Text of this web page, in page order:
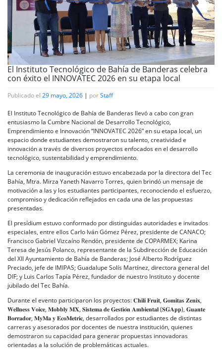
El Instituto Tecnológico de Bahía de Banderas celebra
con éxito el INNOVATEC 2026 en su etapa local
Publicado el 29 mayo, 2026 | porStaff
El Instituto Tecnológico de Bahía de Banderas llevó a cabo con gran
entusiasmo la Cumbre Nacional de Desarrollo Tecnológico,
Emprendimiento e Innovación “INNOVATEC 2026” en su etapa local, un
espacio donde estudiantes demostraron su talento, creatividad e
innovación a través de diversos proyectos enfocados en el desarrollo
tecnológico, sustentabilidad y emprendimiento.
La ceremonia de inauguración estuvo encabezada por la directora del Tec
Bahía, Mtra. Mirza Yaneth Navarro Torres, quien brindó un mensaje de
motivación a las y los estudiantes participantes, reconociendo el esfuerzo,
compromiso y dedicación reflejados en cada una de las propuestas
presentadas.
El presídium estuvo conformado por distinguidas autoridades e invitados
especiales, entre ellos Carlo Iván Gómez Pérez, presidente de CANACO;
Francisco Gabriel Vizcaíno Rendón, presidente de COPARMEX; Karina
Teresa de Jesús Polanco, representante de la Subdirección de Educación
del XII Ayuntamiento de Bahía de Banderas; José Alberto Rodríguez
Preciado, jefe de IMIPAS; Guadalupe Solís Martínez, directora general del
DIF; y Luis Carlos Tapía Pérez, fundador de nuestro Instituto y docente
jubilado del Tec Bahía.
Durante el evento participaron los proyectos: 𝐂𝐡𝐢𝐥𝐢 𝐅𝐫𝐮𝐢𝐭, 𝐆𝐨𝐦𝐢𝐭𝐚𝐬 𝐙𝐞𝐧𝐢𝐱,
𝐖𝐞𝐥𝐥𝐧𝐞𝐬𝐬 𝐕𝐨𝐢𝐜𝐞, 𝐌𝐨𝐛𝐛𝐥𝐲 𝐌𝐗, 𝐒𝐢𝐬𝐭𝐞𝐦𝐚 𝐝𝐞 𝐆𝐞𝐬𝐭𝐢𝐨́𝐧 𝐀𝐦𝐛𝐢𝐞𝐧𝐭𝐚𝐥 (𝐒𝐆𝐀𝐩𝐩), 𝐆𝐮𝐚𝐧𝐭𝐞
𝐁𝐨𝐫𝐫𝐚𝐝𝐨𝐫, 𝐌𝐲𝐌𝐚 𝐲 𝐄𝐜𝐨𝐌𝐞𝐭𝐫𝐢𝐜, desarrollados por estudiantes de distintas
carreras y asesorados por docentes de nuestra institución, quienes
demostraron su capacidad para generar propuestas innovadoras
orientadas a la solución de problemáticas actuales.